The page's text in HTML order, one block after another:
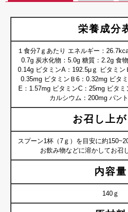
栄養成分
１食分7ｇあたり エネルギー：
0.7g 炭水化物：5.0g 糖質：2.2g 食
0.14g ビタミンA：192.5μｇ ビタミン
0.35mg ビタミンＢ6：0.32mg ビタ
E：1.57mg ビタミンC：25mg ビタ
カルシウム：200mg パン
お召し上
スプーン1杯（7ｇ）を目安に約
お飲み物などに溶かしてお召
内容量
140ｇ